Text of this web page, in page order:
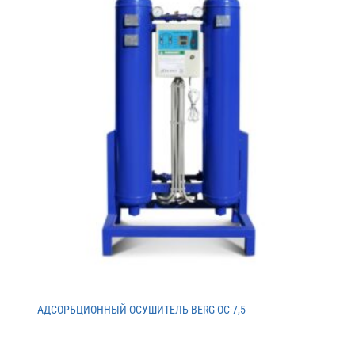
АДСОРБЦИОННЫЙ ОСУШИТЕЛЬ BERG ОС-7,5